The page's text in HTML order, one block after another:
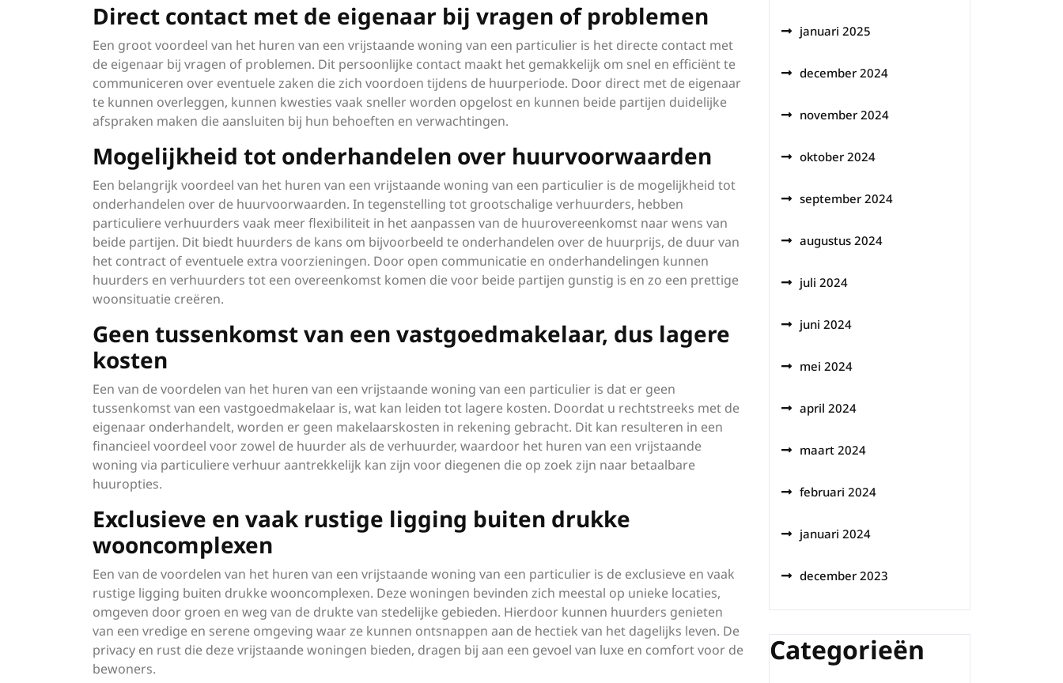
Direct contact met de eigenaar bij vragen of problemen
Een groot voordeel van het huren van een vrijstaande woning van een particulier is het directe contact met
de eigenaar bij vragen of problemen. Dit persoonlijke contact maakt het gemakkelijk om snel en efficiënt te
communiceren over eventuele zaken die zich voordoen tijdens de huurperiode. Door direct met de eigenaar
te kunnen overleggen, kunnen kwesties vaak sneller worden opgelost en kunnen beide partijen duidelijke
afspraken maken die aansluiten bij hun behoeften en verwachtingen.
Mogelijkheid tot onderhandelen over huurvoorwaarden
Een belangrijk voordeel van het huren van een vrijstaande woning van een particulier is de mogelijkheid tot
onderhandelen over de huurvoorwaarden. In tegenstelling tot grootschalige verhuurders, hebben
particuliere verhuurders vaak meer flexibiliteit in het aanpassen van de huurovereenkomst naar wens van
beide partijen. Dit biedt huurders de kans om bijvoorbeeld te onderhandelen over de huurprijs, de duur van
het contract of eventuele extra voorzieningen. Door open communicatie en onderhandelingen kunnen
huurders en verhuurders tot een overeenkomst komen die voor beide partijen gunstig is en zo een prettige
woonsituatie creëren.
Geen tussenkomst van een vastgoedmakelaar, dus lagere
kosten
Een van de voordelen van het huren van een vrijstaande woning van een particulier is dat er geen
tussenkomst van een vastgoedmakelaar is, wat kan leiden tot lagere kosten. Doordat u rechtstreeks met de
eigenaar onderhandelt, worden er geen makelaarskosten in rekening gebracht. Dit kan resulteren in een
financieel voordeel voor zowel de huurder als de verhuurder, waardoor het huren van een vrijstaande
woning via particuliere verhuur aantrekkelijk kan zijn voor diegenen die op zoek zijn naar betaalbare
huuropties.
Exclusieve en vaak rustige ligging buiten drukke
wooncomplexen
Een van de voordelen van het huren van een vrijstaande woning van een particulier is de exclusieve en vaak
rustige ligging buiten drukke wooncomplexen. Deze woningen bevinden zich meestal op unieke locaties,
omgeven door groen en weg van de drukte van stedelijke gebieden. Hierdoor kunnen huurders genieten
van een vredige en serene omgeving waar ze kunnen ontsnappen aan de hectiek van het dagelijks leven. De
privacy en rust die deze vrijstaande woningen bieden, dragen bij aan een gevoel van luxe en comfort voor de
bewoners.
januari 2025
december 2024
november 2024
oktober 2024
september 2024
augustus 2024
juli 2024
juni 2024
mei 2024
april 2024
maart 2024
februari 2024
januari 2024
december 2023
Categorieën